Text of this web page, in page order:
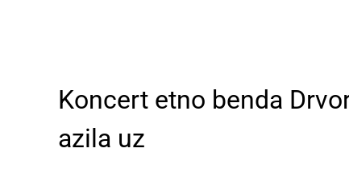
Koncert etno benda
azila uz